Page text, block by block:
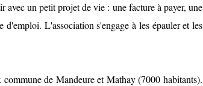
avec un petit projet de vie : une facture à payer, une
d'emploi. L'association s'engage à les épauler et les
de Mandeure et Mathay (7000 habitants).